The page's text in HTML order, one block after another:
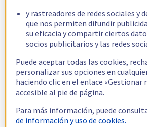
y rastreadores de redes sociales y
que nos permiten difundir
su eficacia y compartir ciertos
socios publicitarios y las redes
Puede aceptar todas las cookies,
personalizar sus opciones en
haciendo clic en el enlace «Gestionar
accesible al pie de página.
Para más información, puede
de información y uso de cookies.